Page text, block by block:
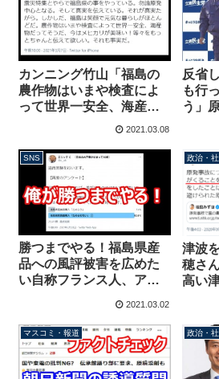
カンニング竹山「福島の
農作物はいまや検査によ
って世界一安全、海産物
2021.03.08
反省
も行
う」
乗り
SNS
勝つまでやる！福島県産
品への風評被害を広めた
い自称フランス人、アン
回もやり直す→「福島県
産食品購入、ためらわな
い」が90％超え
2021.03.02
政治・
津波
穂さ
高い
と高
マスコミ・報道 政治・